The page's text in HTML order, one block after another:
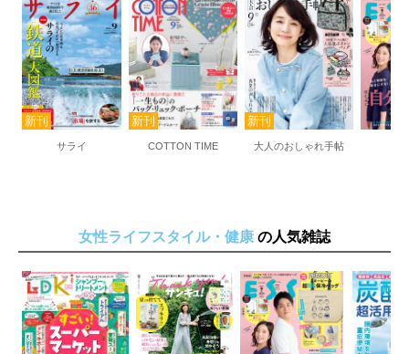
サライ COTTON TIME 大人のおしゃれ手帖
女性ライフスタイル・健康 の人気雑誌